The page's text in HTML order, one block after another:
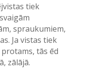
tiek
spraukumiem,
Ja vistas tiek
tās ēd
zālājā.